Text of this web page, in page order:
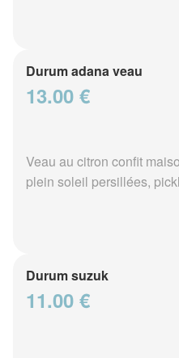
Durum adana veau
13.00 €
Veau au citron confit
plein soleil persillées,
Durum suzuk
11.00 €